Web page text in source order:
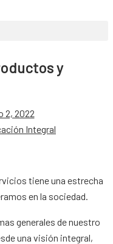
y
2, 2022
Integral
tiene una estrecha
en la sociedad.
generales de nuestro
una visión integral,